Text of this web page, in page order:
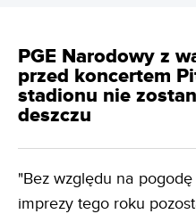
PGE Narodowy z
przed koncertem
stadionu nie
deszczu
"Bez względu na
imprezy tego roku